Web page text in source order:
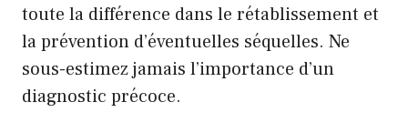
toute la différence dans le rétablissement et
la prévention d’éventuelles séquelles. Ne
sous-estimez jamais l’importance d’un
diagnostic précoce.